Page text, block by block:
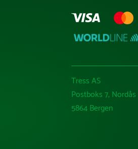
Tress AS
Postboks 7, Nordås
5864 Bergen